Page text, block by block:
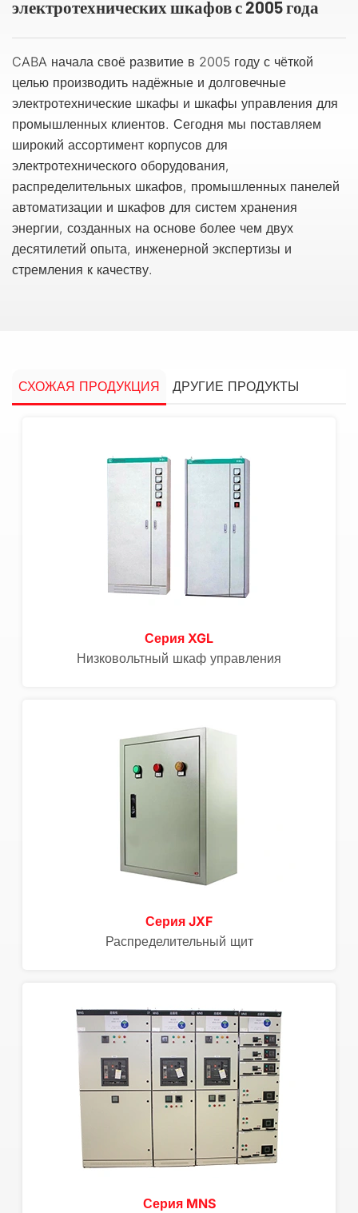
электротехнических шкафов с 2005 года
CABA начала своё развитие в 2005 году с чёткой
целью производить надёжные и долговечные
электротехнические шкафы и шкафы управления для
промышленных клиентов. Сегодня мы поставляем
широкий ассортимент корпусов для
электротехнического оборудования,
распределительных шкафов, промышленных панелей
автоматизации и шкафов для систем хранения
энергии, созданных на основе более чем двух
десятилетий опыта, инженерной экспертизы и
стремления к качеству.
СХОЖАЯ ПРОДУКЦИЯ ДРУГИЕ ПРОДУКТЫ
Серия XGL
Низковольтный шкаф управления
Серия JXF
Распределительный щит
Серия MNS